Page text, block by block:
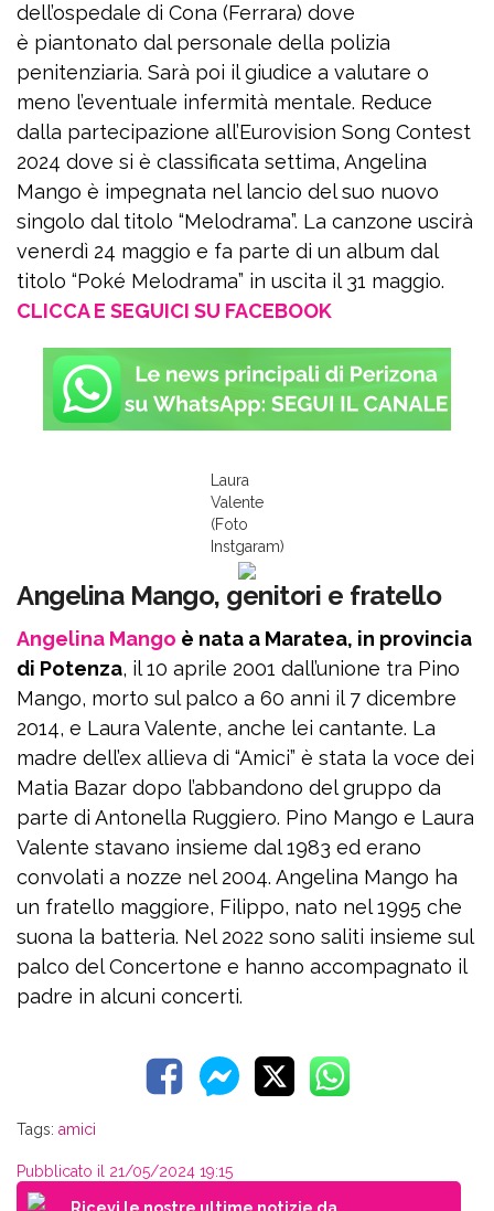
dell’ospedale di Cona (Ferrara) dove
è piantonato dal personale della polizia
penitenziaria. Sarà poi il giudice a valutare o
meno l’eventuale infermità mentale. Reduce
dalla partecipazione all’Eurovision Song Contest
2024 dove si è classificata settima, Angelina
Mango è impegnata nel lancio del suo nuovo
singolo dal titolo “Melodrama”. La canzone uscirà
venerdì 24 maggio e fa parte di un album dal
titolo “Poké Melodrama” in uscita il 31 maggio.
CLICCA E SEGUICI SU FACEBOOK
Laura
Valente
(Foto
Instgaram)
Angelina Mango, genitori e fratello
Angelina Mango è nata a Maratea, in provincia
di Potenza, il 10 aprile 2001 dall’unione tra Pino
Mango, morto sul palco a 60 anni il 7 dicembre
2014, e Laura Valente, anche lei cantante. La
madre dell’ex allieva di “Amici” è stata la voce dei
Matia Bazar dopo l’abbandono del gruppo da
parte di Antonella Ruggiero. Pino Mango e Laura
Valente stavano insieme dal 1983 ed erano
convolati a nozze nel 2004. Angelina Mango ha
un fratello maggiore, Filippo, nato nel 1995 che
suona la batteria. Nel 2022 sono saliti insieme sul
palco del Concertone e hanno accompagnato il
padre in alcuni concerti.
Tags: amici
Pubblicato il 21/05/2024 19:15